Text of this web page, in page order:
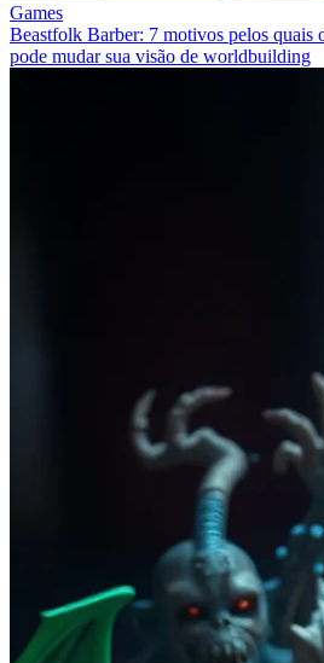
Games
Beastfolk Barber: 7 motivos pelos quais
pode mudar sua visão de worldbuilding